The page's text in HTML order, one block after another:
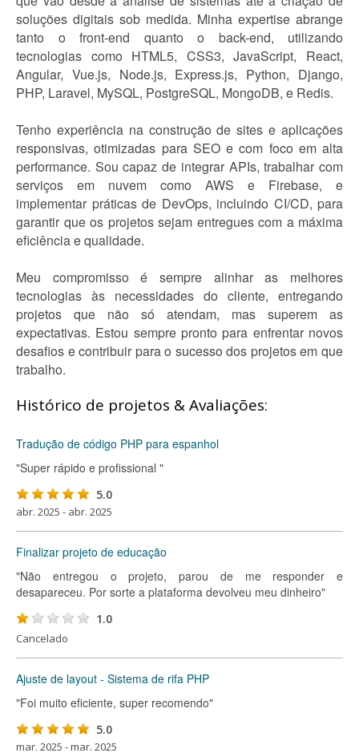
soluções digitais sob medida. Minha expertise abrange
tanto o front-end quanto o back-end, utilizando
tecnologias como HTML5, CSS3, JavaScript, React,
Angular, Vue.js, Node.js, Express.js, Python, Django,
PHP, Laravel, MySQL, PostgreSQL, MongoDB, e Redis.
Tenho experiência na construção de sites e aplicações
responsivas, otimizadas para SEO e com foco em alta
performance. Sou capaz de integrar APIs, trabalhar com
serviços em nuvem como AWS e Firebase, e
implementar práticas de DevOps, incluindo CI/CD, para
garantir que os projetos sejam entregues com a máxima
eficiência e qualidade.
Meu compromisso é sempre alinhar as melhores
tecnologias às necessidades do cliente, entregando
projetos que não só atendam, mas superem as
expectativas. Estou sempre pronto para enfrentar novos
desafios e contribuir para o sucesso dos projetos em que
trabalho.
Histórico de projetos & Avaliações:
Tradução de código PHP para espanhol
"Super rápido e profissional "
5.0
abr. 2025 - abr. 2025
Finalizar projeto de educação
"Não entregou o projeto, parou de me responder e
desapareceu. Por sorte a plataforma devolveu meu dinheiro"
1.0
Cancelado
Ajuste de layout - Sistema de rifa PHP
"Foi muito eficiente, super recomendo"
5.0
mar. 2025 - mar. 2025